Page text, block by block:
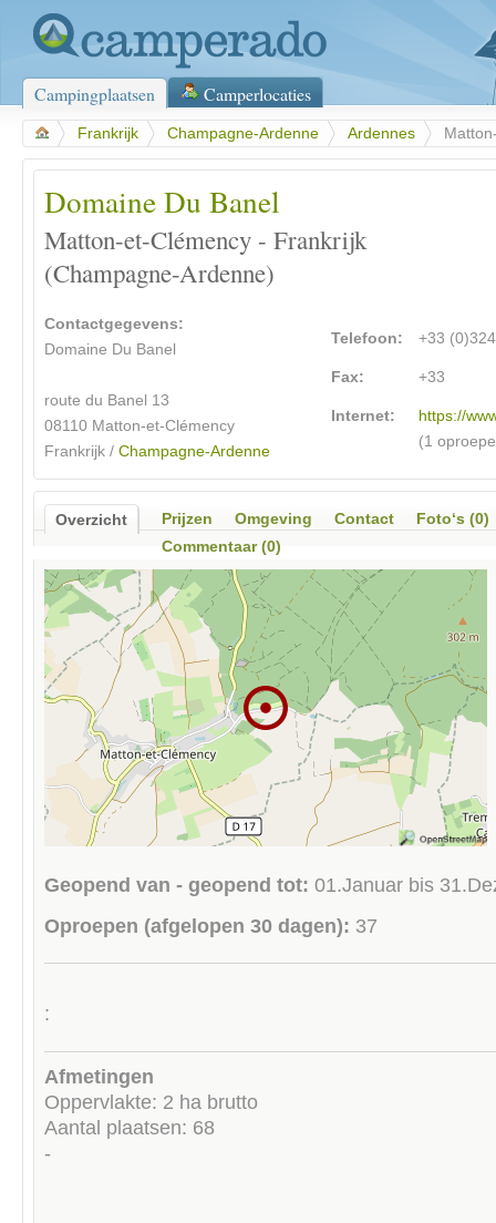
Campingplaatsen Camperlocaties
Frankrijk Champagne-Ardenne Ardennes
Domaine Du Banel
Matton-et-Clémency - Frankrijk
(Champagne-Ardenne)
Contactgegevens:
Domaine Du Banel
route du Banel 13
08110 Matton-et-Clémency
Frankrijk / Champagne-Ardenne
Telefoon: +33
Fax: +33
Internet:
https://
(1
Overzicht Prijzen Omgeving Contact
Foto‘s (0)
Commentaar (0)
Geopend van - geopend tot: 01.Januar bis
Oproepen (afgelopen 30 dagen): 37
:
Afmetingen
Oppervlakte: 2 ha brutto
Aantal plaatsen: 68
-